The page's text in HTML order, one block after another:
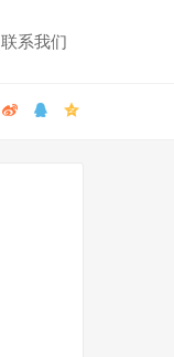
联系我们